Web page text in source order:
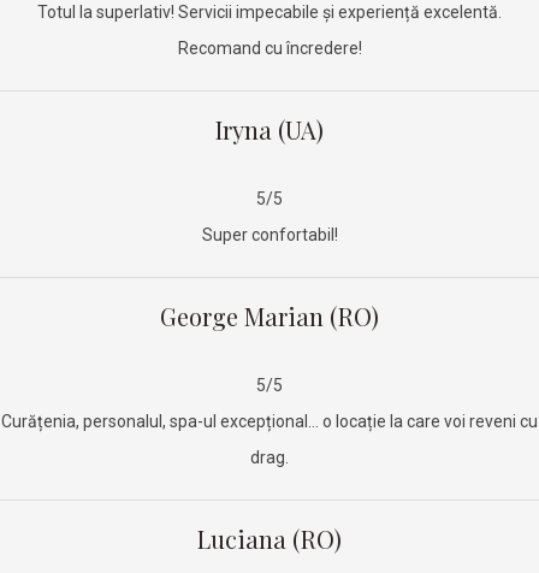
Totul la superlativ! Servicii impecabile și experiență excelentă.
Recomand cu încredere!
Iryna (UA)
5/5
Super confortabil!
George Marian (RO)
5/5
Curățenia, personalul, spa-ul excepțional… o locație la care voi reveni cu
drag.
Luciana (RO)